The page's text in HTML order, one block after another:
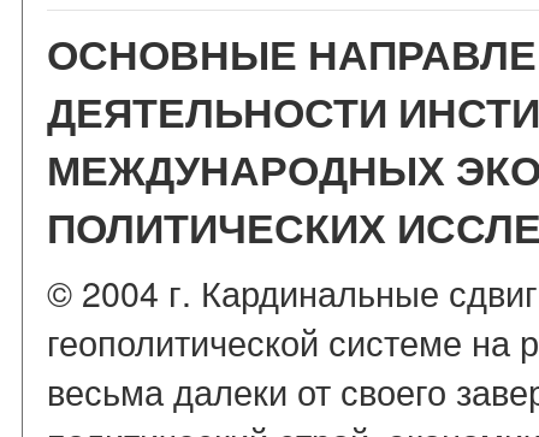
ОСНОВНЫЕ
ДЕЯТЕЛЬНОСТИ
МЕЖДУНАРОДНЫХ
ПОЛИТИЧЕСКИХ
© 2004 г. Кардинальные
геополитической системе
весьма далеки от своего